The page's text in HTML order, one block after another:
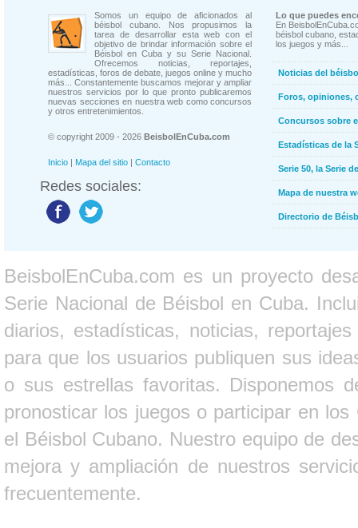
Somos un equipo de aficionados al
béisbol cubano. Nos propusimos la
tarea de desarrollar esta web con el
objetivo de brindar información sobre el
Béisbol en Cuba y su Serie Nacional.
Ofrecemos noticias, reportajes,
estadísticas, foros de debate, juegos online y mucho
más... Constantemente buscamos mejorar y ampliar
nuestros servicios por lo que pronto publicaremos
nuevas secciones en nuestra web como concursos
y otros entretenimientos.
© copyright 2009 - 2026 BeisbolEnCuba.com
Inicio | Mapa del sitio | Contacto
Redes sociales:
Lo que puedes
En
béisbol cubano,
los juegos y más...
Noticias del
Foros, opiniones,
Concursos sobre
Estadísticas de la
Serie 50, la Serie
Mapa de nuestra
Directorio de
BeisbolEnCuba.com es un proyecto
Serie Nacional de Béisbol en Cuba.
diarios, estadísticas, noticias,
para que los usuarios publiquen sus
o sus estrellas favoritas. Disponemos
pronosticar los juegos o participar en
el Béisbol Cubano. Nuestro equipo de
mejora y ampliación de nuestros
frecuentemente.